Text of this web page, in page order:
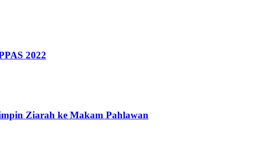
2022
Ziarah ke Makam Pahlawan